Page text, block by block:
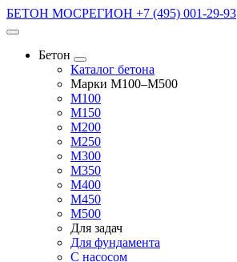
БЕТОН МОСРЕГИОН +7 (495) 001-29-93
Бетон
Каталог бетона
Марки М100–М500
М100
М150
М200
М250
М300
М350
М400
М450
М500
Для задач
Для фундамента
С насосом